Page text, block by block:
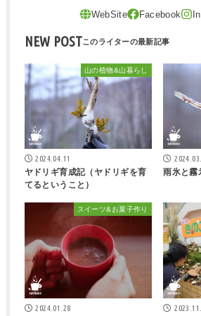
NEW POST
山の植物&山暮らし
2024.04.11
ヤドリギ育成記（ヤドリギを育
てるということ）
雨氷と霧
スイーツ&お菓子作り
2024.01.28